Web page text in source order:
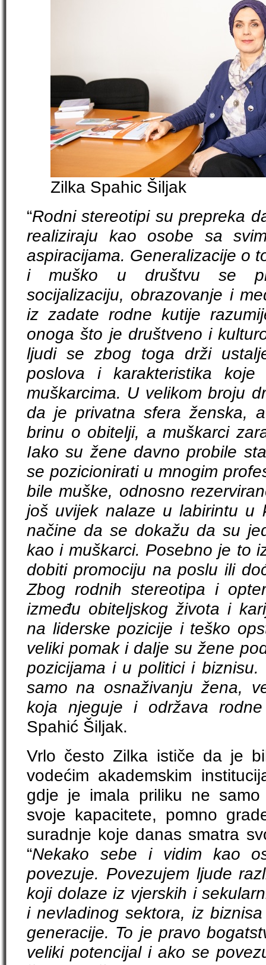
Zilka Spahic Šiljak
“Rodni stereotipi su prepreka
realiziraju kao osobe sa
aspiracijama. Generalizacije o
i muško u društvu se
socijalizaciju, obrazovanje i
iz zadate rodne kutije
onoga što je društveno i
ljudi se zbog toga drži
poslova i karakteristika
muškarcima. U velikom broju
da je privatna sfera ženska,
brinu o obitelji, a muškarci
Iako su žene davno probile
se pozicionirati u mnogim
bile muške, odnosno
još uvijek nalaze u labirintu u
načine da se dokažu da su
kao i muškarci. Posebno je to
dobiti promociju na poslu ili
Zbog rodnih stereotipa i
između obiteljskog života i
na liderske pozicije i teško
veliki pomak i dalje su žene
pozicijama i u politici i
samo na osnaživanju žena,
koja njeguje i održava rodne
Spahić Šiljak.
Vrlo često Zilka ističe da je
vodećim akademskim
gdje je imala priliku ne
svoje kapacitete, pomno
suradnje koje danas smatra
“Nekako sebe i vidim kao
povezuje. Povezujem ljude
koji dolaze iz vjerskih i
i nevladinog sektora, iz
generacije. To je pravo
veliki potencijal i ako se